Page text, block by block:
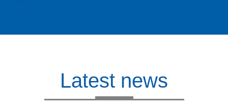
Latest news